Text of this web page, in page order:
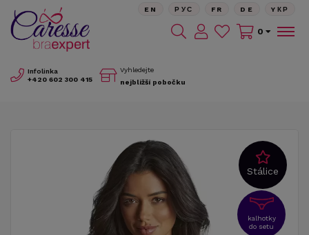
Infolinka
+420 602 300 415
Vyhledejte
nejbližší pobočku
EN РУС FR DE YКР
0
Stálice
kalhotky
do setu